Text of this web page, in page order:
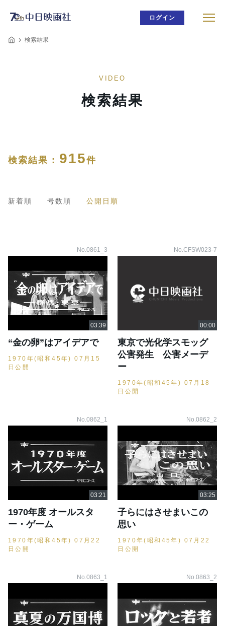
ログイン
検索結果
VIDEO
検索結果
検索結果 : 915件
新着順 号数順 公開日順
No.0861_3
“金の卵”はアイデアで
1970年(昭和45年) 07月15
日公開
No.CFSW023-7
東京で光化学スモッグ
公害発生 公害メーデ
ー
1970年(昭和45年) 07月18
日公開
No.0862_1
1970年度 オールスタ
ー・ゲーム
1970年(昭和45年) 07月22
日公開
No.0862_2
子らにはさせまいこの
思い
1970年(昭和45年) 07月22
日公開
No.0863_1 No.0863_2